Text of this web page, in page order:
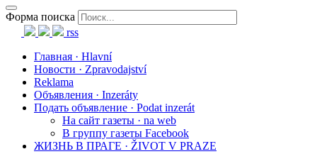
Форма поиска
rss
Главная · Hlavní
Новости · Zpravodajství
Reklama
Объявления · Inzeráty
Подать объявление · Podat inzerát
На сайт газеты · na web
В группу газеты Facebook
ЖИЗНЬ В ПРАГЕ · ŽIVOT V PRAZE